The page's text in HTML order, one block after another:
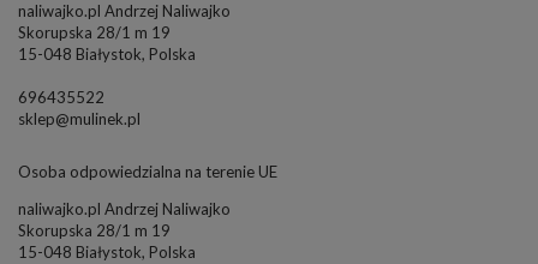
naliwajko.pl Andrzej Naliwajko
Skorupska 28/1 m 19
15-048 Białystok, Polska
696435522
sklep@mulinek.pl
Osoba odpowiedzialna na terenie UE
naliwajko.pl Andrzej Naliwajko
Skorupska 28/1 m 19
15-048 Białystok, Polska